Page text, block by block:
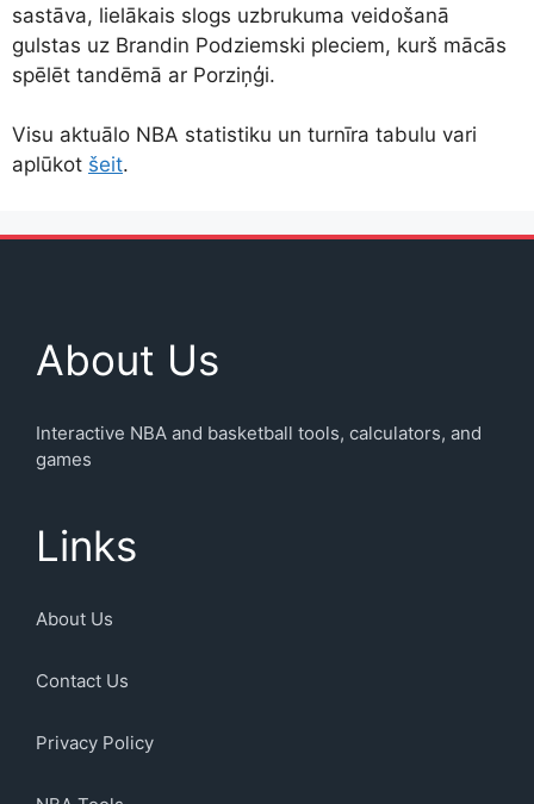
sastāva, lielākais slogs uzbrukuma veidošanā
gulstas uz Brandin Podziemski pleciem, kurš mācās
spēlēt tandēmā ar Porziņģi.
Visu aktuālo NBA statistiku un turnīra tabulu vari
aplūkot šeit.
About Us
Interactive NBA and basketball tools, calculators, and
games
Links
About Us
Contact Us
Privacy Policy